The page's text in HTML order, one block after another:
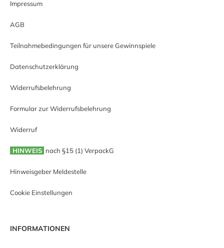
Impressum
AGB
Teilnahmebedingungen für unsere Gewinnspiele
Datenschutzerklärung
Widerrufsbelehrung
Formular zur Widerrufsbelehrung
Widerruf
HINWEIS nach §15 (1) VerpackG
Hinweisgeber Meldestelle
Cookie Einstellungen
INFORMATIONEN